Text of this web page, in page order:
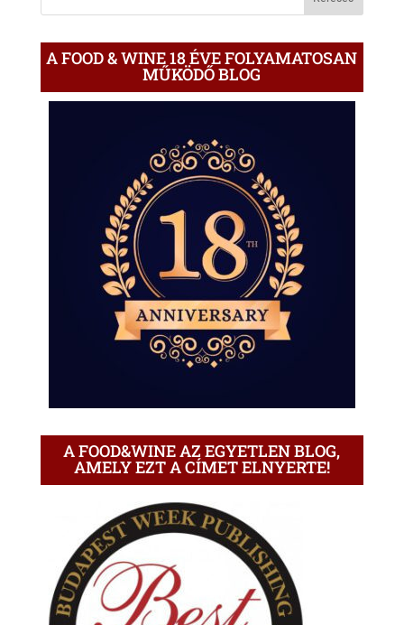
A FOOD & WINE 18 ÉVE FOLYAMATOSAN
MŰKÖDŐ BLOG
A FOOD&WINE AZ EGYETLEN BLOG,
AMELY EZT A CÍMET ELNYERTE!